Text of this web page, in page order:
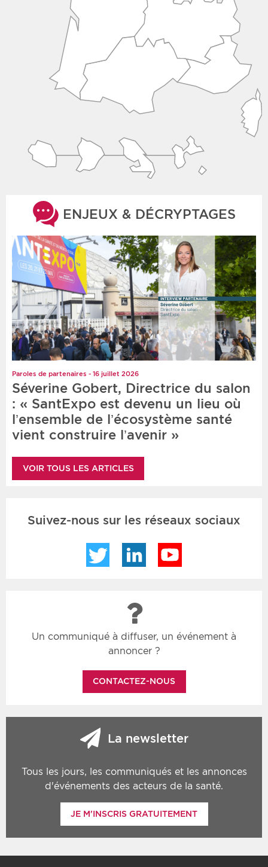
ENJEUX & DÉCRYPTAGES
Paroles de partenaires - 16 juillet 2026
Séverine Gobert, Directrice du salon
: « SantExpo est devenu un lieu où
l’ensemble de l’écosystème santé
vient construire l’avenir »
VOIR TOUS LES ARTICLES
Suivez-nous sur les réseaux sociaux
Twitter LinkedIn
Un communiqué à diffuser, un événement à
annoncer ?
CONTACTEZ-NOUS
La newsletter
Tous les jours, les communiqués et les annonces
d'événements des acteurs de la santé.
JE M'INSCRIS GRATUITEMENT